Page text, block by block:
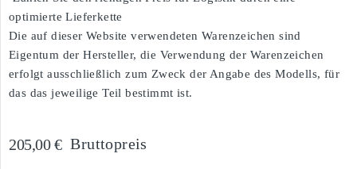
optimierte Lieferkette
Die auf dieser Website verwendeten Warenzeichen sind
Eigentum der Hersteller, die Verwendung der Warenzeichen
erfolgt ausschließlich zum Zweck der Angabe des Modells, für
das das jeweilige Teil bestimmt ist.
205,00 € Bruttopreis